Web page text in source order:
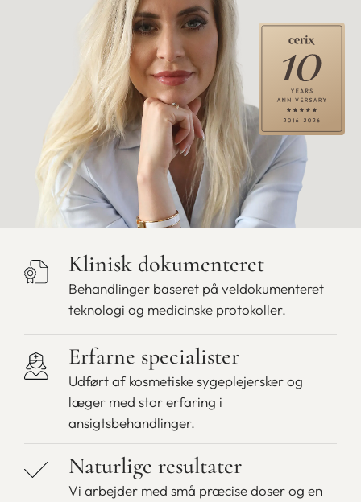
Klinisk dokumenteret
Behandlinger baseret på veldokumenteret
teknologi og medicinske protokoller.
Erfarne specialister
Udført af kosmetiske sygeplejersker og
læger med stor erfaring i
ansigtsbehandlinger.
Naturlige resultater
Vi arbejder med små præcise doser og en